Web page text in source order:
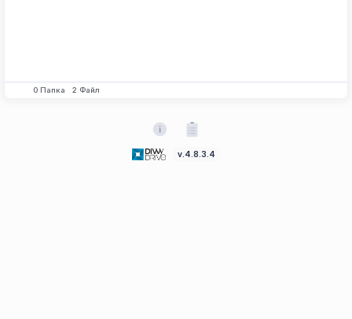
0 Папка 2 Файл
v.4.8.3.4